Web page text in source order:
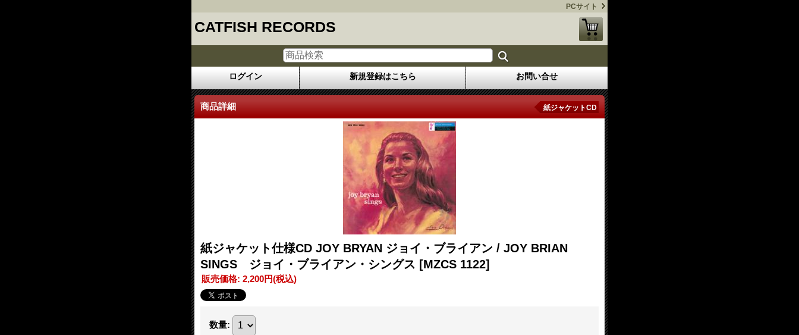
PCサイト
CATFISH RECORDS
ログイン 新規登録はこちら お問い合せ
商品詳細 紙ジャケットCD
紙ジャケット仕様CD JOY BRYAN ジョイ・ブライアン / JOY BRIAN
SINGS ジョイ・ブライアン・シングス [MZCS 1122]
販売価格: 2,200円(税込)
数量: